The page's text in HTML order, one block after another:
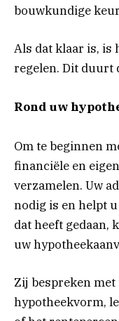
bouwkundige
Als dat klaar is, is
regelen. Dit duurt
Rond uw
Om te beginnen
financiële en
verzamelen. Uw
nodig is en helpt
dat heeft gedaan,
uw
Zij bespreken
hypotheekvorm,